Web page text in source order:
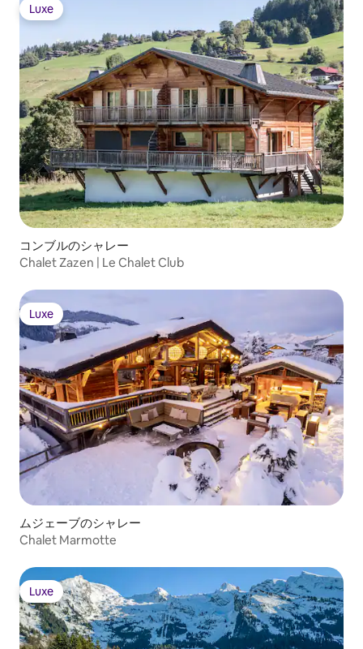
Luxe
Luxe
コンブルのシャレー
Chalet Zazen | Le Chalet Club
Luxe
Luxe
ムジェーブのシャレー
Chalet Marmotte
Luxe
Luxe